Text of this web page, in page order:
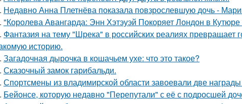
Недавно Анна Плетнёва показала повзрослевшую дочь -
"Королева Авангарда: Энн Хэтэуэй Покоряет Лондон в Кутюре
Фантазия на тему "Шрека" в российских реалиях превращает
историю.
Загадочная дырочка в кошачьем ухе: что это такое?
Сказочный замок гарибальди.
Спортсмены из владимирской области завоевали две
Бейонсе, которую недавно "Перепутали" с её с подросшей